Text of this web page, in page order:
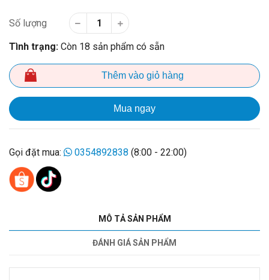
Số lượng
Tình trạng: Còn 18 sản phẩm có sẵn
Thêm vào giỏ hàng
Mua ngay
Gọi đặt mua: 0354892838 (8:00 - 22:00)
MÔ TẢ SẢN PHẨM
ĐÁNH GIÁ SẢN PHẨM